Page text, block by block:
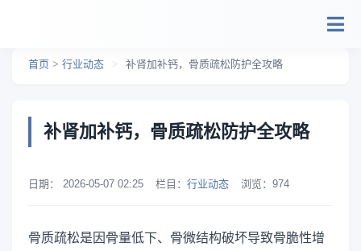
首页 > 行业动态 > 补肾加补钙，骨质疏松防护全攻略
补肾加补钙，骨质疏松防护全攻略
日期： 2026-05-07 02:25 栏目： 行业动态 浏览： 974
骨质疏松是因骨量低下、骨微结构破坏导致骨脆性增